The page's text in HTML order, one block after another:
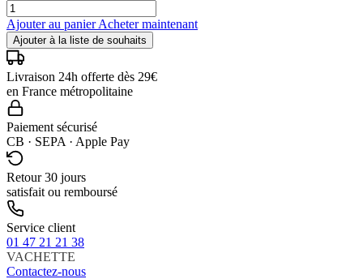
Ajouter au panierAcheter maintenant
Ajouter à la liste de souhaits
Livraison 24h offerte dès 29€
en France métropolitaine
Paiement sécurisé
CB · SEPA · Apple Pay
Retour 30 jours
satisfait ou remboursé
Service client
01 47 21 21 38
VACHETTE
Contactez-nous